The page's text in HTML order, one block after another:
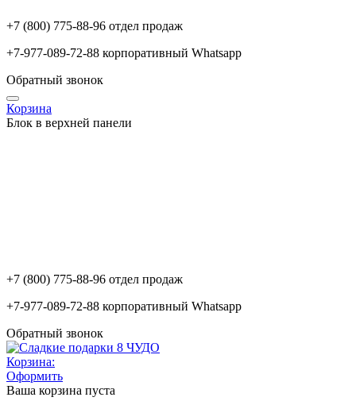
+7 (800) 775-88-96 отдел продаж
+7-977-089-72-88 корпоративный Whatsapp
Обратный звонок
Корзина
Блок в верхней панели
+7 (800) 775-88-96 отдел продаж
+7-977-089-72-88 корпоративный Whatsapp
Обратный звонок
Корзина:
Оформить
Ваша корзина пуста